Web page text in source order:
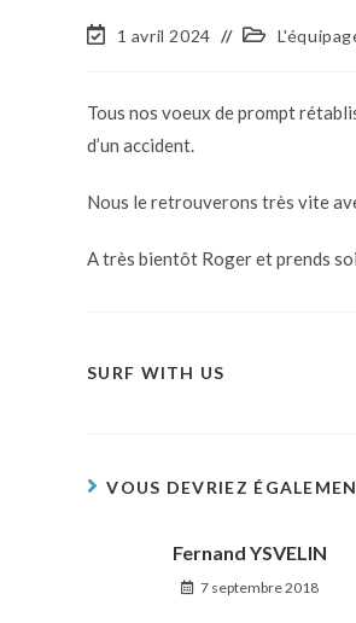
1 avril 2024
Tous nos voeux de prompt
d’un accident.
Nous le retrouverons très vite
A très bientôt Roger et prends
SURF WITH US
VOUS DEVRIEZ
Fernand YSVELIN
7 septembre 2018